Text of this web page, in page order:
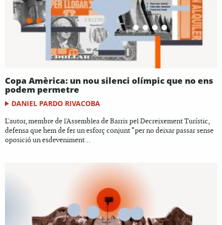
Copa Amèrica: un nou silenci olímpic que no ens
podem permetre
DANIEL PARDO RIVACOBA
L'autor, membre de l'Assemblea de Barris pel Decreixement Turístic,
defensa que hem de fer un esforç conjunt “per no deixar passar sense
oposició un esdeveniment...